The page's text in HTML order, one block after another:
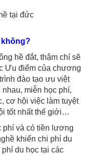
không?
hề đắt, thậm chí sẽ
Ưu điểm của chương
đào tạo ưu việt
miễn học phí,
cơ hội việc làm tuyệt
tốt nhất thế giới…
phí và có tiền lương
khiến chi phí du
du học tại các